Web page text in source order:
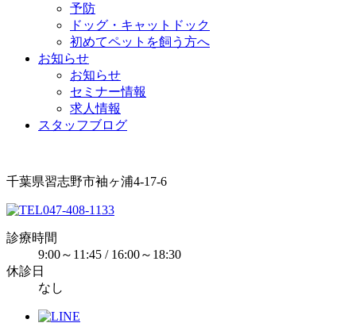
予防
ドッグ・キャットドック
初めてペットを飼う方へ
お知らせ
お知らせ
セミナー情報
求人情報
スタッフブログ
千葉県習志野市袖ヶ浦4-17-6
047-408-1133
診療時間
9:00～11:45 / 16:00～18:30
休診日
なし